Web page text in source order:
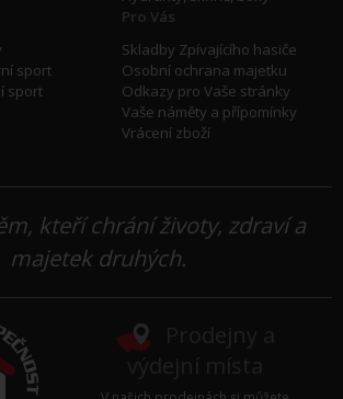
sport
sport
Pro Vás
Skladby Zpívajícího hasiče
Osobní ochrana majetku
Odkazy pro Vaše stránky
Vaše náměty a přípomínky
Vrácení zboží
kteří chrání životy, zdraví a
majetek druhých.